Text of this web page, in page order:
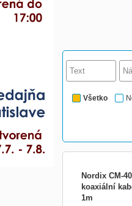
Všetko
Nordix CM-
koaxiální
1m